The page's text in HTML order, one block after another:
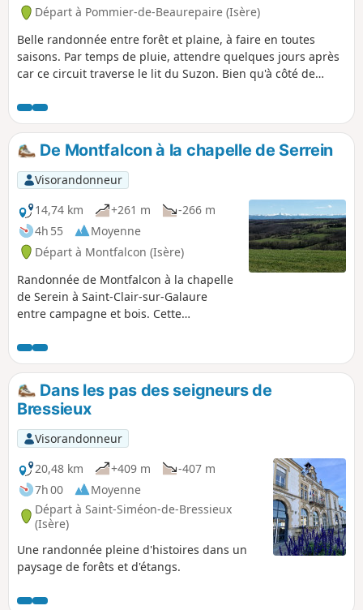
Départ à Pommier-de-Beaurepaire (Isère)
Belle randonnée entre forêt et plaine, à faire en toutes
saisons. Par temps de pluie, attendre quelques jours après
car ce circuit traverse le lit du Suzon. Bien qu'à côté de
agréable d'être dans la nature loin de la civilisation pendant
la partie qui longe le Suzon. Randonnée de 10 km ou 8,2 km
voir informations pratiques. A TOUS LES RANDONNEURS
(SES) QUI PARCOURENT MES RANDONNEES vous pouvez
mettre des photos en indiquant l'emplacement sur le
circuit.
De Montfalcon à la chapelle de Serrein
Visorandonneur
14,74 km
+261 m
-266 m
4h 55
Moyenne
Départ à Montfalcon (Isère)
Randonnée de Montfalcon à la chapelle
de Serein à Saint-Clair-sur-Galaure
entre campagne et bois. Cette
de la randonnée : De la Chapelle du
Serrein au Château de Montfalcon avec
des passages différents.
Dans les pas des seigneurs de
Bressieux
Visorandonneur
20,48 km
+409 m
-407 m
7h 00
Moyenne
Départ à Saint-Siméon-de-Bressieux
(Isère)
Une randonnée pleine d'histoires dans un
paysage de forêts et d'étangs.